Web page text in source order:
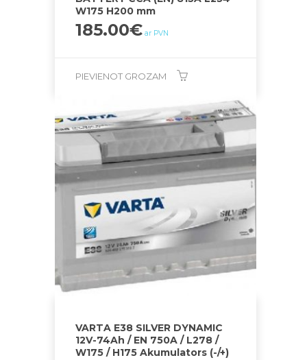
W175 H200 mm
185.00€ ar PVN
PIEVIENOT GROZAM
VARTA E38 SILVER DYNAMIC
12V-74Ah / EN 750A / L278 /
W175 / H175 Akumulators (-/+)